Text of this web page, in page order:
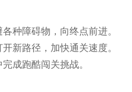
种障碍物，向终点前进。
新路径，加快通关速度。
成跑酷闯关挑战。